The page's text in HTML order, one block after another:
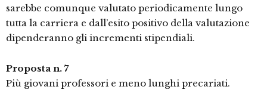
sarebbe comunque valutato periodicamente lungo
tutta la carriera e dall’esito positivo della valutazione
dipenderanno gli incrementi stipendiali.
Proposta n. 7
Più giovani professori e meno lunghi precariati.